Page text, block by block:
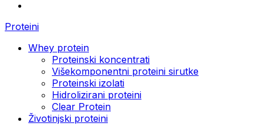
Proteini
Whey protein
Proteinski koncentrati
Višekomponentni proteini sirutke
Proteinski izolati
Hidrolizirani proteini
Clear Protein
Životinjski proteini